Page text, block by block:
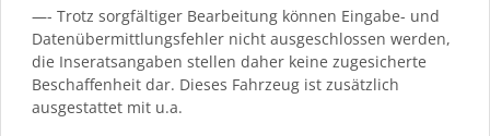
—- Trotz sorgfältiger Bearbeitung können Eingabe- und
Datenübermittlungsfehler nicht ausgeschlossen werden,
die Inseratsangaben stellen daher keine zugesicherte
Beschaffenheit dar. Dieses Fahrzeug ist zusätzlich
ausgestattet mit u.a.